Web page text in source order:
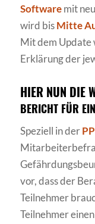
Softwaremit
wird bisMitte
Mit dem Update
Erklärung der
HIER NUN DIE
BERICHT FÜR
Speziell in der
vor, dass der
Teilnehmer
Teilnehmer